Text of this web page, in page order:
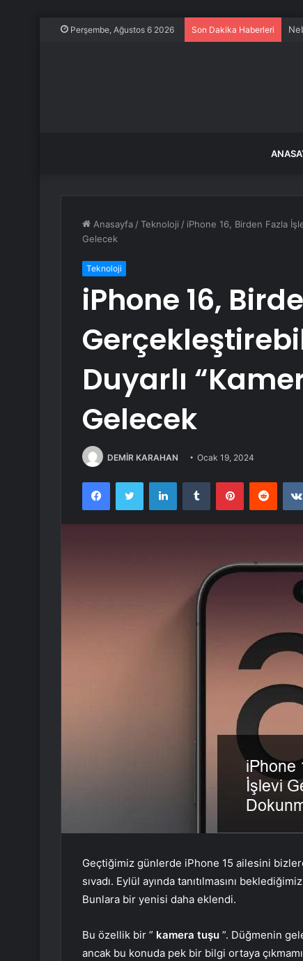
Perşembe, Ağustos 6 2026 Son Dakika Haberleri
Anasayfa /Teknoloji / iPhone 16, Birden Fazla
Gelecek
Teknoloji
iPhone 16,
Duyarlı
Gelecek
DEMİR KARAHAN Ocak 19, 2024
FacebookTwitter LinkedInTumblr Pinterest
Geçtiğimiz günlerde iPhone 15 ailesini
sıvadı. Eylül ayında tanıtılmasını
Bunlara bir yenisi daha eklendi.
Bu özellik bir ” kamera tuşu ”. Düğmenin
ancak bu konuda pek bir bilgi ortaya